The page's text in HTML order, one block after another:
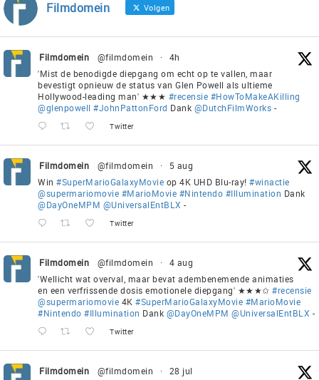
Filmdomein Volgen
Filmdomein @filmdomein ·
4h
'Mist de benodigde diepgang om echt op te vallen, maar
bevestigt opnieuw de status van Glen Powell als ultieme
Hollywood-leading man' ★★★ #recensie #HowToMakeAKilling
@glenpowell #JohnPattonFord Dank @DutchFilmWorks -
Twitter
Filmdomein @filmdomein ·
5 aug
Win #SuperMarioGalaxyMovie op 4K UHD Blu-ray! #winactie
@supermariomovie #MarioMovie #Nintendo #Illumination Dank
@DayOneMPM @UniversalEntBLX -
Twitter
Filmdomein @filmdomein ·
4 aug
'Wellicht wat overval, maar bevat adembenemende animaties
en een verfrissende dosis emotionele diepgang' ★★★✩ #recensie
@supermariomovie 4K #SuperMarioGalaxyMovie #MarioMovie
#Nintendo #Illumination Dank @DayOneMPM @UniversalEntBLX -
Twitter
Filmdomein @filmdomein ·
28 jul